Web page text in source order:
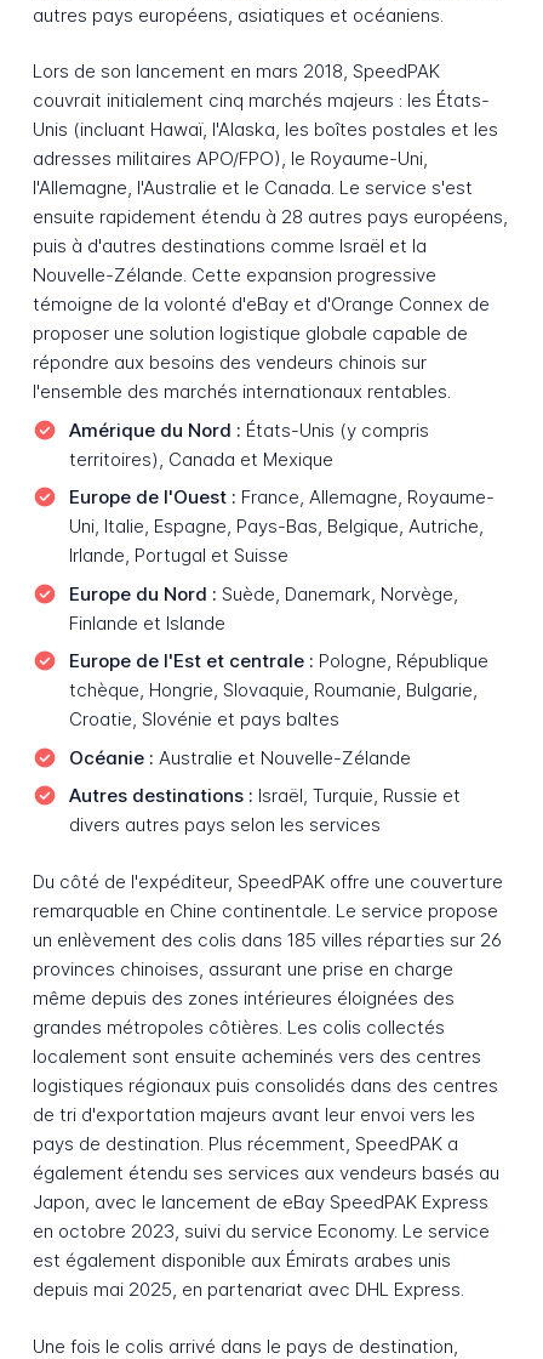
autres pays européens, asiatiques et océaniens.
Lors de son lancement en mars 2018, SpeedPAK
couvrait initialement cinq marchés majeurs : les États-
Unis (incluant Hawaï, l'Alaska, les boîtes postales et les
adresses militaires APO/FPO), le Royaume-Uni,
l'Allemagne, l'Australie et le Canada. Le service s'est
ensuite rapidement étendu à 28 autres pays européens,
puis à d'autres destinations comme Israël et la
Nouvelle-Zélande. Cette expansion progressive
témoigne de la volonté d'eBay et d'Orange Connex de
proposer une solution logistique globale capable de
répondre aux besoins des vendeurs chinois sur
l'ensemble des marchés internationaux rentables.
Amérique du Nord : États-Unis (y compris
territoires), Canada et Mexique
Europe de l'Ouest : France, Allemagne, Royaume-
Uni, Italie, Espagne, Pays-Bas, Belgique, Autriche,
Irlande, Portugal et Suisse
Europe du Nord : Suède, Danemark, Norvège,
Finlande et Islande
Europe de l'Est et centrale : Pologne, République
tchèque, Hongrie, Slovaquie, Roumanie, Bulgarie,
Croatie, Slovénie et pays baltes
Océanie : Australie et Nouvelle-Zélande
Autres destinations : Israël, Turquie, Russie et
divers autres pays selon les services
Du côté de l'expéditeur, SpeedPAK offre une couverture
remarquable en Chine continentale. Le service propose
un enlèvement des colis dans 185 villes réparties sur 26
provinces chinoises, assurant une prise en charge
même depuis des zones intérieures éloignées des
grandes métropoles côtières. Les colis collectés
localement sont ensuite acheminés vers des centres
logistiques régionaux puis consolidés dans des centres
de tri d'exportation majeurs avant leur envoi vers les
pays de destination. Plus récemment, SpeedPAK a
également étendu ses services aux vendeurs basés au
Japon, avec le lancement de eBay SpeedPAK Express
en octobre 2023, suivi du service Economy. Le service
est également disponible aux Émirats arabes unis
depuis mai 2025, en partenariat avec DHL Express.
Une fois le colis arrivé dans le pays de destination,